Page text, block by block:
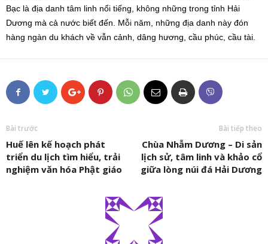
Bạc là địa danh tâm linh nổi tiếng, không những trong tỉnh Hải
Dương mà cả nước biết đến. Mỗi năm, những địa danh này đón
hàng ngàn du khách về vẫn cảnh, dâng hương, cầu phúc, cầu tài.
Bài trước
Huế lên kế hoạch phát
triển du lịch tìm hiểu, trải
nghiệm văn hóa Phật giáo
Bài tiếp theo
Chùa Nhẫm Dương – Di sản
lịch sử, tâm linh và khảo cổ
giữa lòng núi đá Hải Dương